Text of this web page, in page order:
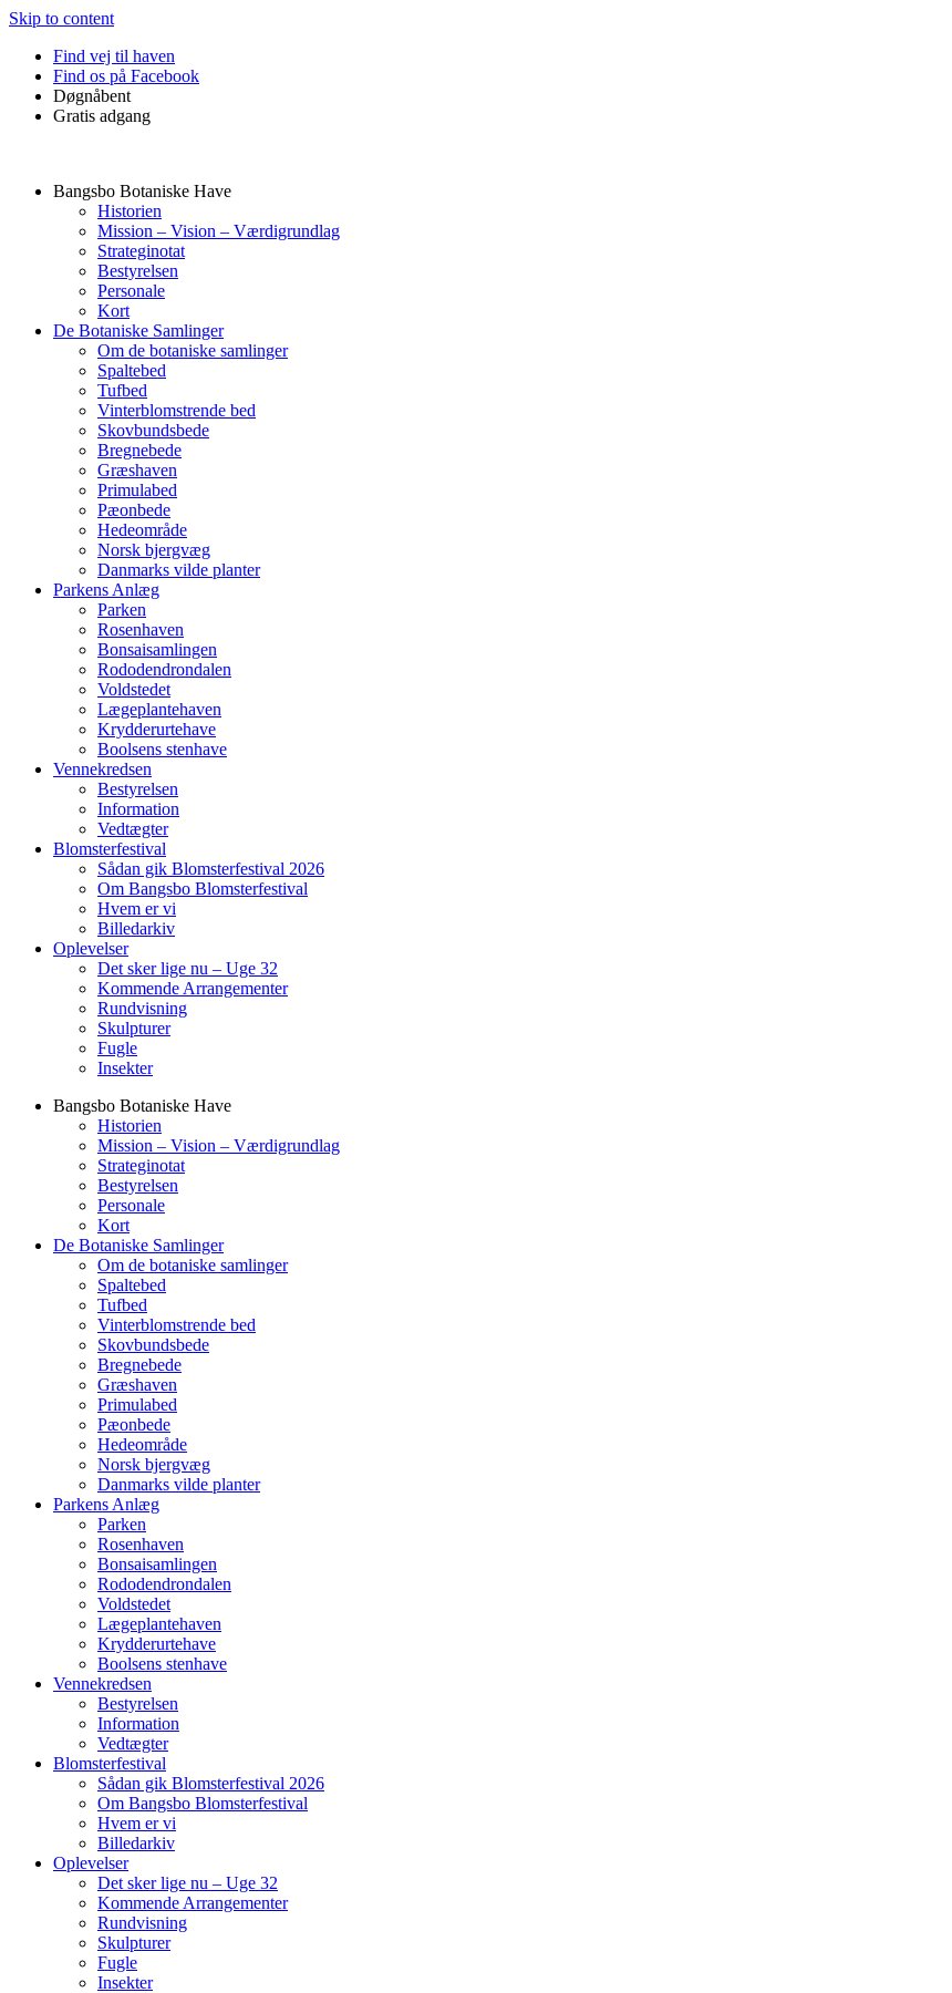
Skip to content
Find vej til haven
Find os på Facebook
Døgnåbent
Gratis adgang
Bangsbo Botaniske Have
Historien
Mission – Vision – Værdigrundlag
Strateginotat
Bestyrelsen
Personale
Kort
De Botaniske Samlinger
Om de botaniske samlinger
Spaltebed
Tufbed
Vinterblomstrende bed
Skovbundsbede
Bregnebede
Græshaven
Primulabed
Pæonbede
Hedeområde
Norsk bjergvæg
Danmarks vilde planter
Parkens Anlæg
Parken
Rosenhaven
Bonsaisamlingen
Rododendrondalen
Voldstedet
Lægeplantehaven
Krydderurtehave
Boolsens stenhave
Vennekredsen
Bestyrelsen
Information
Vedtægter
Blomsterfestival
Sådan gik Blomsterfestival 2026
Om Bangsbo Blomsterfestival
Hvem er vi
Billedarkiv
Oplevelser
Det sker lige nu – Uge 32
Kommende Arrangementer
Rundvisning
Skulpturer
Fugle
Insekter
Bangsbo Botaniske Have
Historien
Mission – Vision – Værdigrundlag
Strateginotat
Bestyrelsen
Personale
Kort
De Botaniske Samlinger
Om de botaniske samlinger
Spaltebed
Tufbed
Vinterblomstrende bed
Skovbundsbede
Bregnebede
Græshaven
Primulabed
Pæonbede
Hedeområde
Norsk bjergvæg
Danmarks vilde planter
Parkens Anlæg
Parken
Rosenhaven
Bonsaisamlingen
Rododendrondalen
Voldstedet
Lægeplantehaven
Krydderurtehave
Boolsens stenhave
Vennekredsen
Bestyrelsen
Information
Vedtægter
Blomsterfestival
Sådan gik Blomsterfestival 2026
Om Bangsbo Blomsterfestival
Hvem er vi
Billedarkiv
Oplevelser
Det sker lige nu – Uge 32
Kommende Arrangementer
Rundvisning
Skulpturer
Fugle
Insekter